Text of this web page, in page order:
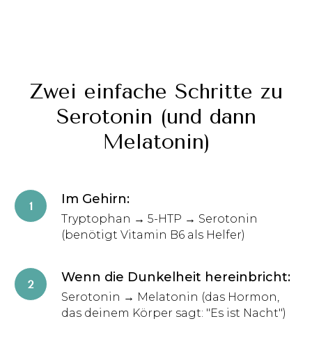
Zwei einfache Schritte zu
Serotonin (und dann
Melatonin)
Im Gehirn:
Tryptophan → 5-HTP → Serotonin
(benötigt Vitamin B6 als Helfer)
Wenn die Dunkelheit hereinbricht:
Serotonin → Melatonin (das Hormon,
das deinem Körper sagt: "Es ist Nacht")